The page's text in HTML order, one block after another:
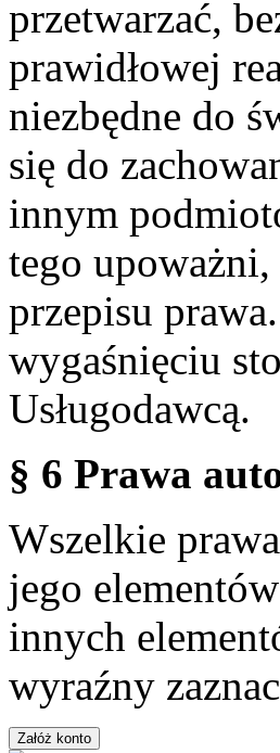
przetwarzać,
prawidłowej
niezbędne do
się do
innym
tego
przepisu
wygaśnięciu
Usługodawcą.
§ 6 Prawa
Wszelkie
jego
innych
wyraźny